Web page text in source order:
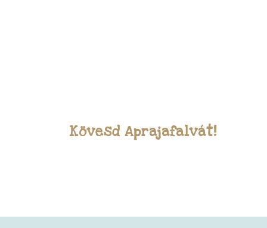
Kövesd Aprajafalvát!